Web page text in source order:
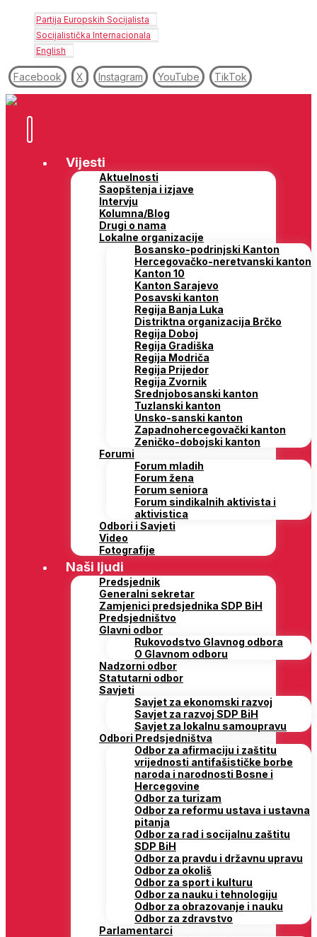
Partija Europskih Socijalista
Socijalistička Internacionala
English
Facebook X Instagram YouTube TikTok
Vijesti
Aktuelnosti
Saopštenja i izjave
Intervju
Kolumna/Blog
Drugi o nama
Lokalne organizacije
Bosansko-podrinjski Kanton
Hercegovačko-neretvanski kanton
Kanton 10
Kanton Sarajevo
Posavski kanton
Regija Banja Luka
Distriktna organizacija Brčko
Regija Doboj
Regija Gradiška
Regija Modriča
Regija Prijedor
Regija Zvornik
Srednjobosanski kanton
Tuzlanski kanton
Unsko-sanski kanton
Zapadnohercegovački kanton
Zeničko-dobojski kanton
Forumi
Forum mladih
Forum žena
Forum seniora
Forum sindikalnih aktivista i
aktivistica
Odbori i Savjeti
Video
Fotografije
Naši ljudi
Predsjednik
Generalni sekretar
Zamjenici predsjednika SDP BiH
Predsjedništvo
Glavni odbor
Rukovodstvo Glavnog odbora
O Glavnom odboru
Nadzorni odbor
Statutarni odbor
Savjeti
Savjet za ekonomski razvoj
Savjet za razvoj SDP BiH
Savjet za lokalnu samoupravu
Odbori Predsjedništva
Odbor za afirmaciju i zaštitu
vrijednosti antifašističke borbe
naroda i narodnosti Bosne i
Hercegovine
Odbor za turizam
Odbor za reformu ustava i ustavna
pitanja
Odbor za rad i socijalnu zaštitu
SDP BiH
Odbor za pravdu i državnu upravu
Odbor za okoliš
Odbor za sport i kulturu
Odbor za nauku i tehnologiju
Odbor za obrazovanje i nauku
Odbor za zdravstvo
Parlamentarci